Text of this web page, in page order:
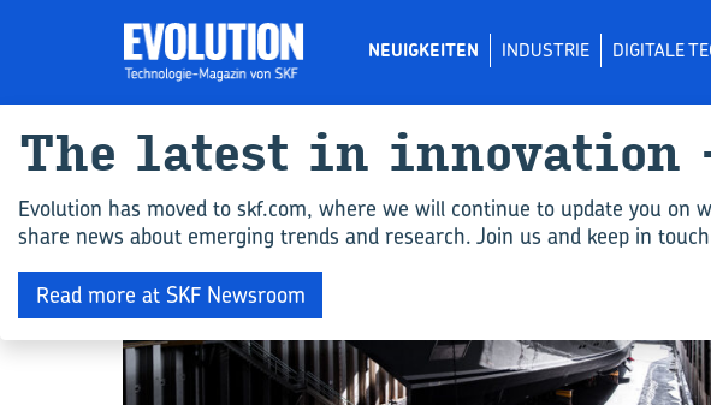
NEUIGKEITEN INDUSTRIE DIGITALE
NEUIGKEITEN
The la­test in in­no­va­ti­on
Evolution has moved to skf.com, where we will continue to update you
share news about emerging trends and research. Join us and keep in
Read more at SKF Newsroom